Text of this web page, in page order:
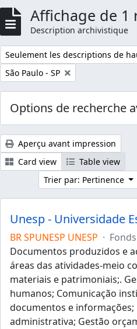
Affichage de 1
Description archivistique
Remove filter:
Seulement les descriptions de
Remove filter:
São Paulo - SP
Options de recherche
Aperçu avant impression
Card view
Table view
Trier par: Pertinence
BR SPUNESP UNESP · Fonds
Documentos produzidos e
áreas das atividades-meio
materiais e patrimoniais;.
humanos; Comunicação
documentos e informações;
administrativa; Gestão